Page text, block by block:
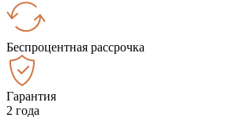
Беспроцентная рассрочка
Гарантия
2 года